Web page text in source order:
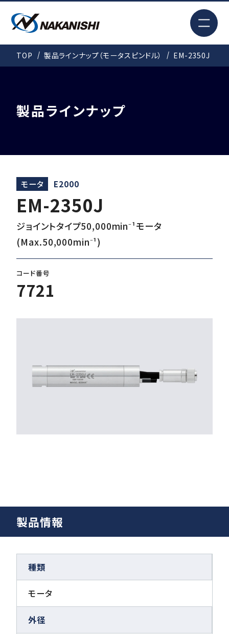
検索 EN
製品情報
事例紹介
TOP 製品ラインナップ（モータスピンドル） EM-2350J
製品ラインナップ
モータ E2000
EM-2350J
ジョイントタイプ50,000min⁻¹モータ
(Max.50,000min⁻¹)
コード番号
7721
製品情報
種類
モータ
外径